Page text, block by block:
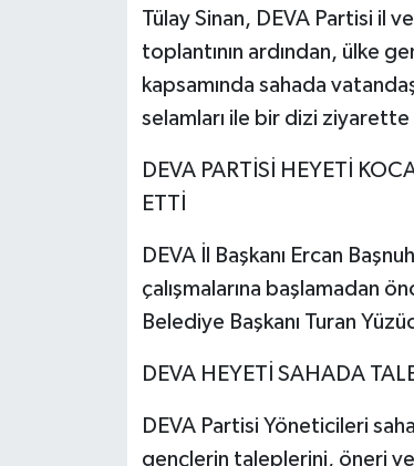
Tülay Sinan, DEVA Partisi il
toplantının ardından, ülke
kapsamında sahada
selamları ile bir dizi ziyarette
DEVA PARTİSİ HEYETİ
ETTİ
DEVA İl Başkanı Ercan
çalışmalarına başlamadan
Belediye Başkanı Turan
DEVA HEYETİ SAHADA
DEVA Partisi Yöneticileri
gençlerin taleplerini, öneri ve